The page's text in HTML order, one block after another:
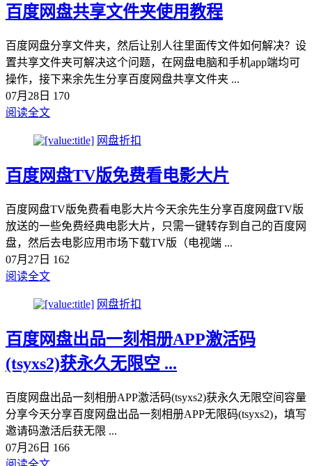
百度网盘共享文件夹使用教程
百度网盘分享文件夹，然后让别人往里面传文件如何解决？设
置共享文件夹可解决这个问题，在网盘电脑和手机app端均可
操作，接下来余先生分享百度网盘共享文件夹 ...
07月28日 170
阅读全文
网盘折扣
百度网盘TV版免费看电影大片
百度网盘TV版免费看电影大片今天余先生分享百度网盘TV版
放送的一些免费经典电影大片，只需一键转存到自己的百度网
盘，然后去电影应用市场下载TV版（电视端 ...
07月27日 162
阅读全文
网盘折扣
百度网盘出品一刻相册APP激活码
(tsyxs2)获永久无限空 ...
百度网盘出品一刻相册APP激活码(tsyxs2)获永久无限空间容量
分享今天分享百度网盘出品一刻相册APP无限码(tsyxs2)，填写
邀请码激活后获无限 ...
07月26日 166